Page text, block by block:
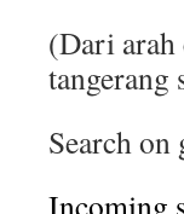
(Dari arah
tangerang
Search on
Incoming